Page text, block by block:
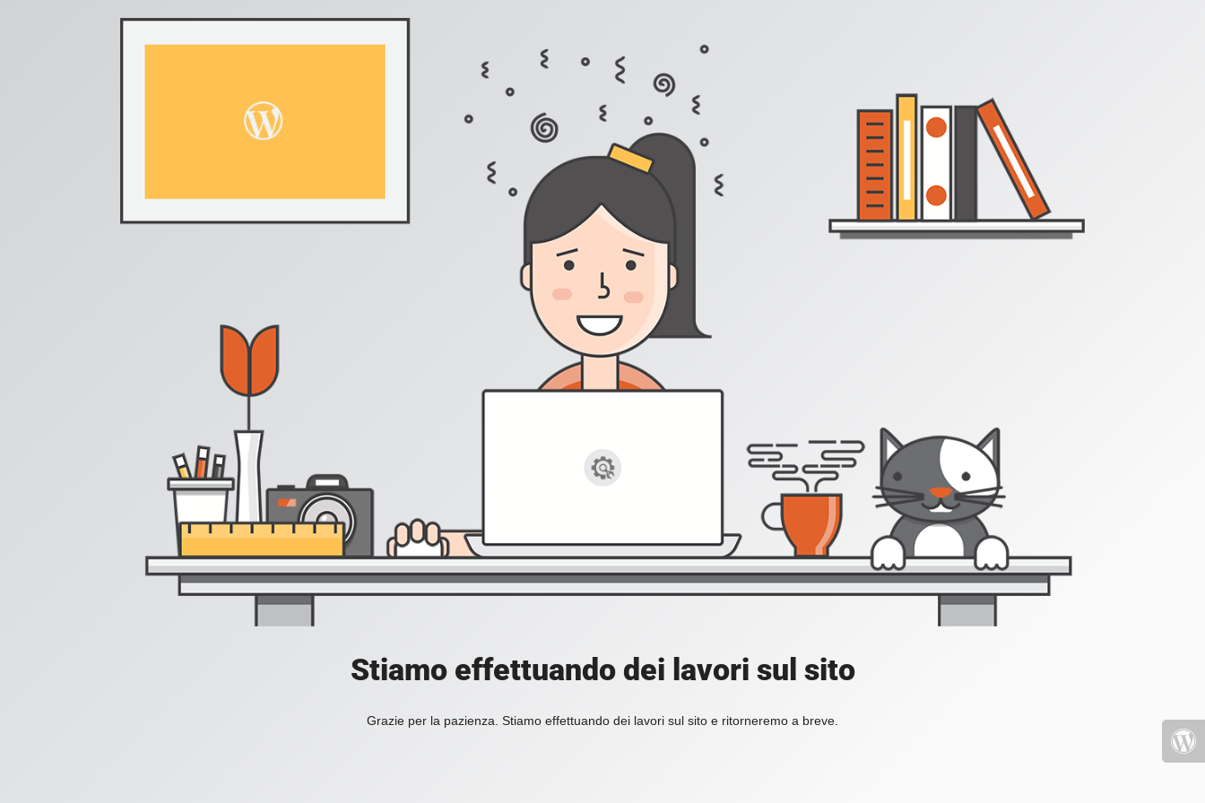
Stiamo effettuando dei lavori sul sito
Grazie per la pazienza. Stiamo effettuando dei lavori sul sito e ritorneremo a breve.